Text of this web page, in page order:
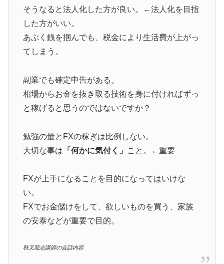
そうなると法人化した方が良い。←法人化を目指
した方がいい。
あぶく銭を掴んでも、税金により生活費が上がっ
てしまう。
副業でも確定申告がある。
相場からお金を抜き取る技術を身に付ければずっ
と稼げると思うのではないですか？
勉強の量とFXの稼ぎは比例しない。
大切な事は 「何かに気付く」 こと。←重要
FXが上手になることを目的になってはいけな
い。
FXでお金儲けをして、欲しいものを買う、家族
の安泰などが重要で目的。
秋又龍志講師の会話内容